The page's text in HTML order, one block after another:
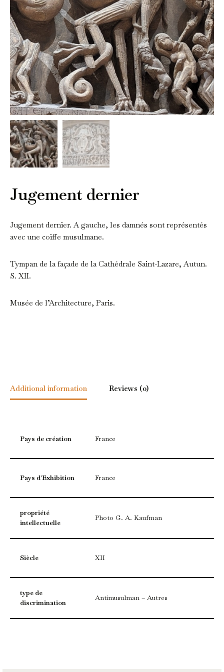
Jugement dernier
Jugement dernier. A gauche, les damnés sont représentés
avec une coiffe musulmane.
Tympan de la façade de la Cathédrale Saint-Lazare, Autun.
S. XII.
Musée de l’Architecture, Paris.
Additional information Reviews (0)
Pays de création France
Pays d'Exhibition France
propriété
intellectuelle
Photo G. A. Kaufman
Siècle XII
type de
discrimination
Antimusulman – Autres